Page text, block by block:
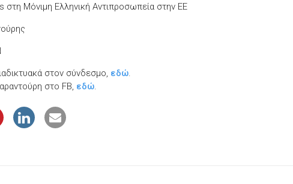
στη Μόνιμη Ελληνική Αντιπροσωπεία στην ΕΕ
στον σύνδεσμο, εδώ.
στο FΒ, εδώ.